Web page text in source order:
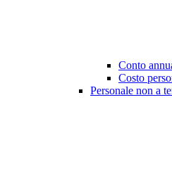
Conto
Costo
Personale non a